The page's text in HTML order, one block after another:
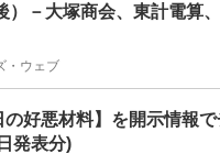
）－大塚商会、東計電算、
・ウェブ
の好悪材料】を開示情報で
発表分)